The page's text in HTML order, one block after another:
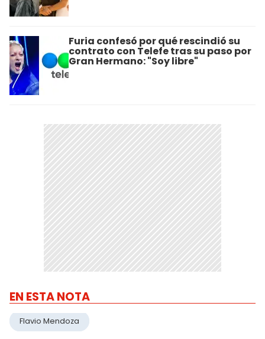
Furia confesó por qué rescindió su
contrato con Telefe tras su paso por
Gran Hermano: "Soy libre"
EN ESTA NOTA
Flavio Mendoza